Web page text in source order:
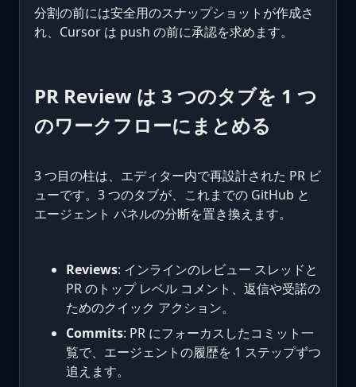
分割の前には安全用のスナップショットが作成さ
れ、Cursor は push の前に承認を求めます。
PR Review は 3 つのタブを 1 つ
のワークフローにまとめる
3 つ目の柱は、エディター内で再設計された PR ビ
ューです。3 つのタブが、これまでの GitHub と
エージェント パネルの分断を置き換えます。
Reviews: インラインのレビュー スレッドと
PR のトップ レベル コメント、返信や受諾の
ためのクイック アクション。
Commits: PR にフォーカスしたコミット一
覧で、エージェントの履歴を 1 ステップずつ
追えます。